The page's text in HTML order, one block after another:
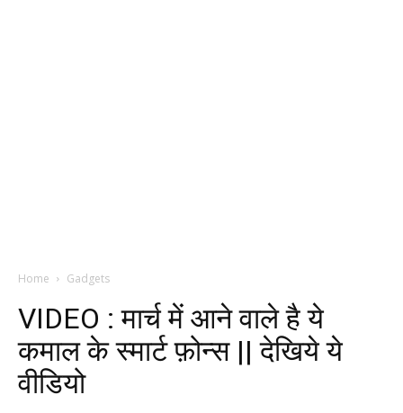
Home Gadgets
VIDEO : मार्च में आने वाले है ये
कमाल के स्मार्ट फ़ोन्स || देखिये ये
वीडियो